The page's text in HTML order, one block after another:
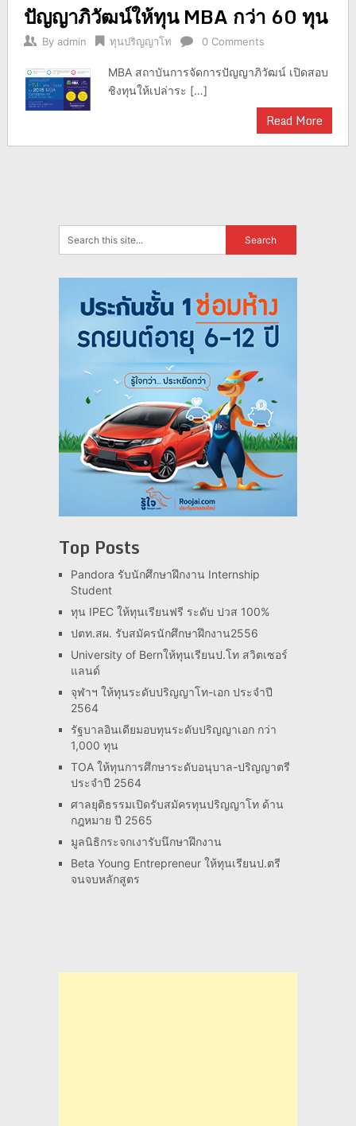
ปัญญาภิวัฒน์ให้ทุน MBA กว่า 60 ทุน
By admin ทุนปริญญาโท 0 Comments
MBA สถาบันการจัดการปัญญาภิวัฒน์ เปิดสอบ
ชิงทุนให้เปล่าระ […]
Read More
Top Posts
Pandora รับนักศึกษาฝึกงาน Internship
Student
ทุน IPEC ให้ทุนเรียนฟรี ระดับ ปวส 100%
ปตท.สผ. รับสมัครนักศึกษาฝึกงาน2556
University of Bernให้ทุนเรียนป.โท สวิตเซอร์
แลนด์
จุฬาฯ ให้ทุนระดับปริญญาโท-เอก ประจำปี
2564
รัฐบาลอินเดียมอบทุนระดับปริญญาเอก กว่า
1,000 ทุน
TOA ให้ทุนการศึกษาระดับอนุบาล-ปริญญาตรี
ประจำปี 2564
ศาลยุติธรรมเปิดรับสมัครทุนปริญญาโท ด้าน
กฎหมาย ปี 2565
มูลนิธิกระจกเงารับนึกษาฝึกงาน
Beta Young Entrepreneur ให้ทุนเรียนป.ตรี
จนจบหลักสูตร